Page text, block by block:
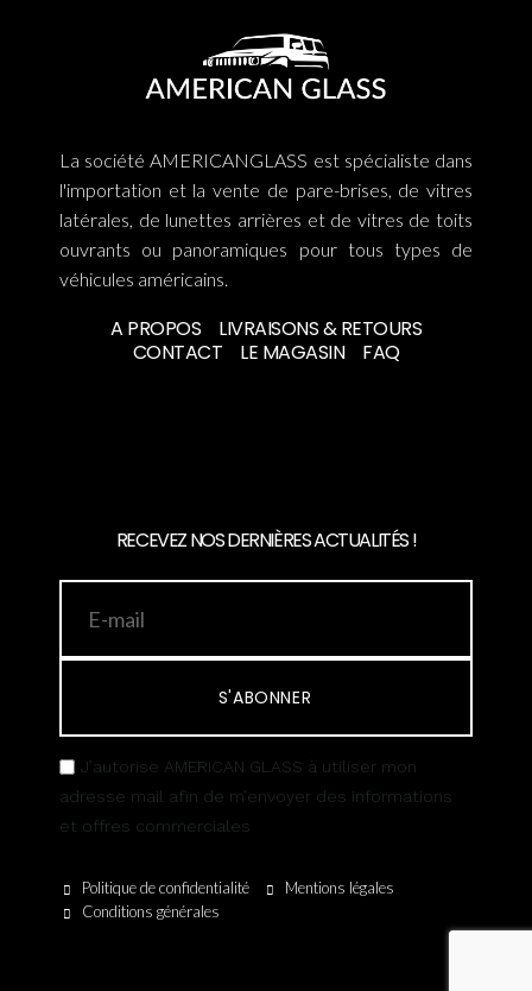
La société AMERICANGLASS est spécialiste dans
l'importation et la vente de pare-brises, de vitres
latérales, de lunettes arrières et de vitres de toits
ouvrants ou panoramiques pour tous types de
véhicules américains.
A PROPOS
LIVRAISONS & RETOURS
CONTACT
LE MAGASIN FAQ
RECEVEZ NOS DERNIÈRES ACTUALITÉS !
S'ABONNER
J’autorise AMERICAN GLASS à utiliser mon
adresse mail afin de m’envoyer des informations
et offres commerciales
Politique de confidentialité
Mentions légales
Conditions générales